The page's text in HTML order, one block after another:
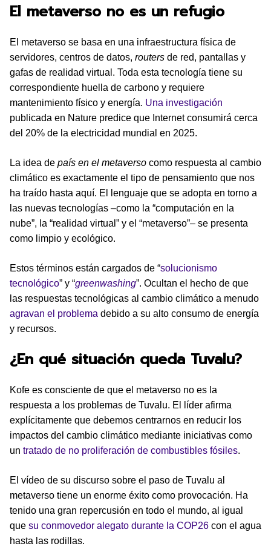
El metaverso no es un refugio
El metaverso se basa en una infraestructura física de
servidores, centros de datos, routers de red, pantallas y
gafas de realidad virtual. Toda esta tecnología tiene su
correspondiente huella de carbono y requiere
mantenimiento físico y energía. Una investigación
publicada en Nature predice que Internet consumirá cerca
del 20% de la electricidad mundial en 2025.
La idea de país en el metaverso como respuesta al cambio
climático es exactamente el tipo de pensamiento que nos
ha traído hasta aquí. El lenguaje que se adopta en torno a
las nuevas tecnologías –como la “computación en la
nube”, la “realidad virtual” y el “metaverso”– se presenta
como limpio y ecológico.
Estos términos están cargados de “solucionismo
tecnológico” y “greenwashing”. Ocultan el hecho de que
las respuestas tecnológicas al cambio climático a menudo
agravan el problema debido a su alto consumo de energía
y recursos.
¿En qué situación queda Tuvalu?
Kofe es consciente de que el metaverso no es la
respuesta a los problemas de Tuvalu. El líder afirma
explícitamente que debemos centrarnos en reducir los
impactos del cambio climático mediante iniciativas como
un tratado de no proliferación de combustibles fósiles.
El vídeo de su discurso sobre el paso de Tuvalu al
metaverso tiene un enorme éxito como provocación. Ha
tenido una gran repercusión en todo el mundo, al igual
que su conmovedor alegato durante la COP26 con el agua
hasta las rodillas.